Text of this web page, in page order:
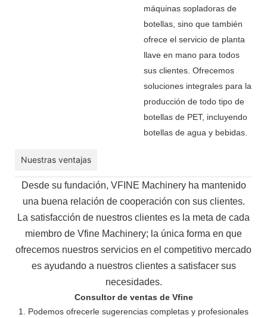
máquinas sopladoras de
botellas, sino que también
ofrece el servicio de planta
llave en mano para todos
sus clientes. Ofrecemos
soluciones integrales para la
producción de todo tipo de
botellas de PET, incluyendo
botellas de agua y bebidas.
Nuestras ventajas
Desde su fundación, VFINE Machinery ha mantenido
una buena relación de cooperación con sus clientes.
La satisfacción de nuestros clientes es la meta de cada
miembro de Vfine Machinery; la única forma en que
ofrecemos nuestros servicios en el competitivo mercado
es ayudando a nuestros clientes a satisfacer sus
necesidades.
Consultor de ventas de Vfine
1. Podemos ofrecerle sugerencias completas y profesionales